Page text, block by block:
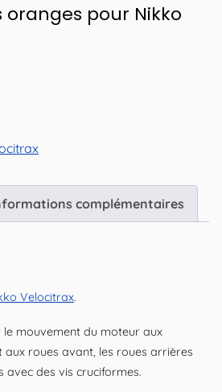
oranges pour Nikko
complémentaires
Velocitrax.
mouvement du moteur aux
aux roues avant, les roues arrières
avec des vis cruciformes.